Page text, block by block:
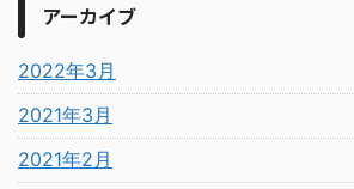
アーカイブ
2022年3月
2021年3月
2021年2月